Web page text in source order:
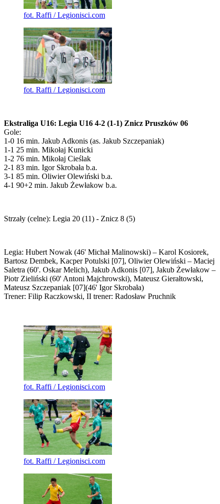
fot. Raffi / Legionisci.com
fot. Raffi / Legionisci.com
Ekstraliga U16: Legia U16 4-2 (1-1) Znicz Pruszków 06
Gole:
1-0 16 min. Jakub Adkonis (as. Jakub Szczepaniak)
1-1 25 min. Mikołaj Kunicki
1-2 76 min. Mikołaj Cieślak
2-1 83 min. Igor Skrobała b.a.
3-1 85 min. Oliwier Olewiński b.a.
4-1 90+2 min. Jakub Żewłakow b.a.
Strzały (celne): Legia 20 (11) - Znicz 8 (5)
Legia: Hubert Nowak (46' Michał Malinowski) – Karol Kosiorek,
Bartosz Dembek, Kacper Potulski [07], Oliwier Olewiński – Maciej
Saletra (60'. Oskar Melich), Jakub Adkonis [07], Jakub Żewłakow –
Piotr Zieliński (60' Antoni Majchrowski), Mateusz Gierałtowski,
Mateusz Szczepaniak [07](46' Igor Skrobała)
Trener: Filip Raczkowski, II trener: Radosław Pruchnik
fot. Raffi / Legionisci.com
fot. Raffi / Legionisci.com